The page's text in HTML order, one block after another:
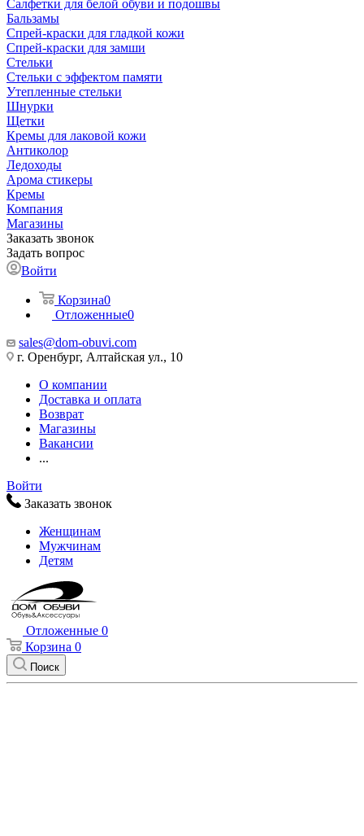
Салфетки для белой обуви и подошвы
Бальзамы
Спрей-краски для гладкой кожи
Спрей-краски для замши
Стельки
Стельки с эффектом памяти
Утепленные стельки
Шнурки
Щетки
Кремы для лаковой кожи
Антиколор
Ледоходы
Арома стикеры
Кремы
Компания
Магазины
Заказать звонок
Задать вопрос
Войти
Корзина0
Отложенные0
sales@dom-obuvi.com
г. Оренбург, Алтайская ул., 10
О компании
Доставка и оплата
Возврат
Магазины
Вакансии
...
Войти
Заказать звонок
Женщинам
Мужчинам
Детям
Отложенные 0
Корзина 0
Поиск